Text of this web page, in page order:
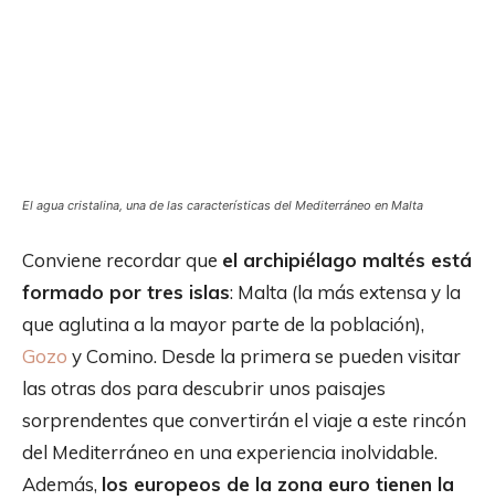
El agua cristalina, una de las características del Mediterráneo en Malta
Conviene recordar que el archipiélago maltés está
formado por tres islas: Malta (la más extensa y la
que aglutina a la mayor parte de la población),
Gozo y Comino. Desde la primera se pueden visitar
las otras dos para descubrir unos paisajes
sorprendentes que convertirán el viaje a este rincón
del Mediterráneo en una experiencia inolvidable.
Además, los europeos de la zona euro tienen la